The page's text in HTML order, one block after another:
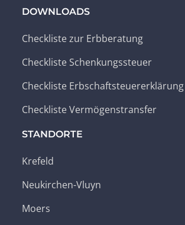
DOWNLOADS
Checkliste zur Erbberatung
Checkliste Schenkungssteuer
Checkliste Erbschaftsteuererklärung
Checkliste Vermögenstransfer
STANDORTE
Krefeld
Neukirchen-Vluyn
Moers